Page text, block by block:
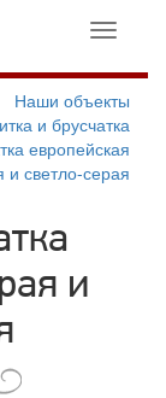
Toggle
Наши объекты
и брусчатка
европейская
и светло-серая
и